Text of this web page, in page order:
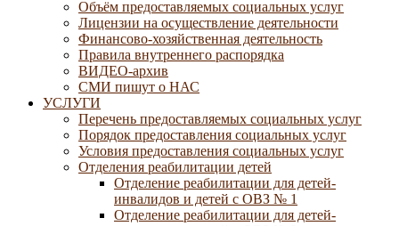
Объём предоставляемых социальных услуг
Лицензии на осуществление деятельности
Финансово-хозяйственная деятельность
Правила внутреннего распорядка
ВИДЕО-архив
СМИ пишут о НАС
УСЛУГИ
Перечень предоставляемых социальных услуг
Порядок предоставления социальных услуг
Условия предоставления социальных услуг
Отделения реабилитации детей
Отделение реабилитации для детей-
инвалидов и детей с ОВЗ № 1
Отделение реабилитации для детей-